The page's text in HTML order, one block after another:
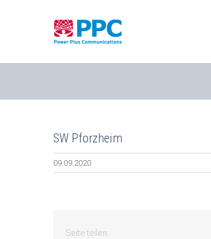
SW Pforzheim
09.09.2020
Seite teilen: